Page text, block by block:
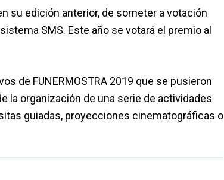
su edición anterior, de someter a votación
SMS. Este año se votará el premio al
de FUNERMOSTRA 2019 que se pusieron
la organización de una serie de actividades
guiadas, proyecciones cinematográficas o